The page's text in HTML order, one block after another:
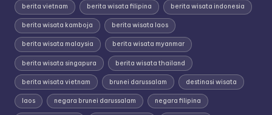
berita vietnam berita wisata filipina berita wisata indonesia
berita wisata kamboja berita wisata laos
berita wisata malaysia berita wisata myanmar
berita wisata singapura berita wisata thailand
berita wisata vietnam brunei darussalam destinasi wisata
laos negara brunei darussalam negara filipina